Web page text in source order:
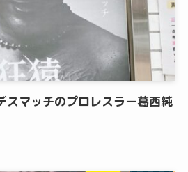
スマッチのプロレスラー葛西純